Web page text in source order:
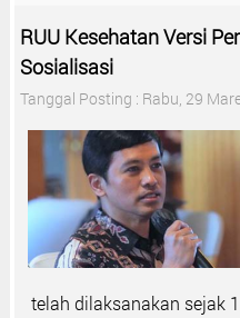
RUU Kesehatan Versi
Sosialisasi
Tanggal Posting : Rabu, 29
telah dilaksanakan sejak